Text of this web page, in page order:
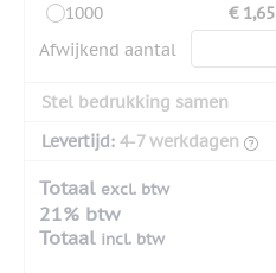
1000
€ 1,65
Afwijkend aantal
Stel bedrukking samen
Levertijd: 4-7 werkdagen
Totaal excl. btw
21% btw
Totaal incl. btw